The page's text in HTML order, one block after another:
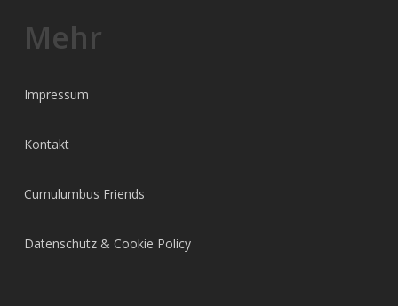
Mehr
Impressum
Kontakt
Cumulumbus Friends
Datenschutz & Cookie Policy